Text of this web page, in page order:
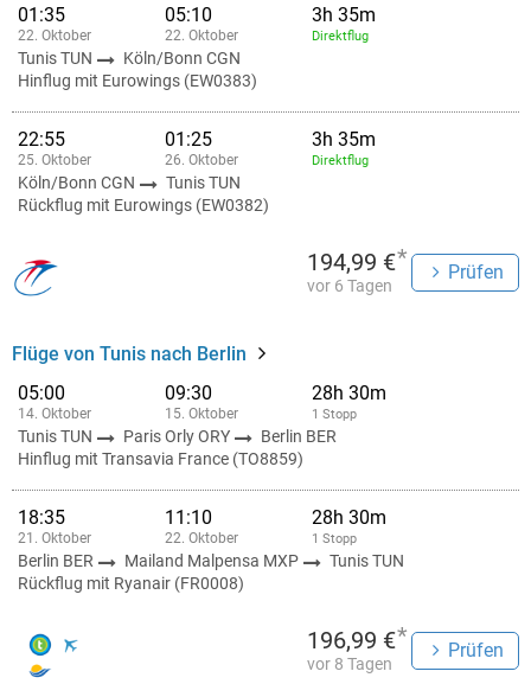
01:35
22. Oktober
05:10
22. Oktober
3h 35m
Direktflug
Tunis TUN
Köln/Bonn CGN
Hinflug mit Eurowings (EW0383)
22:55
25. Oktober
01:25
26. Oktober
3h 35m
Direktflug
Köln/Bonn CGN
Tunis TUN
Rückflug mit Eurowings (EW0382)
194,99 €*
vor 6 Tagen
Prüfen
Flüge von Tunis nach Berlin
05:00
14. Oktober
09:30
15. Oktober
28h 30m
1 Stopp
Tunis TUN Paris Orly ORY
Berlin BER
Hinflug mit Transavia France (TO8859)
18:35
21. Oktober
11:10
22. Oktober
28h 30m
1 Stopp
Berlin BER Mailand Malpensa MXP
Tunis TUN
Rückflug mit Ryanair (FR0008)
196,99 €*
vor 8 Tagen
Prüfen